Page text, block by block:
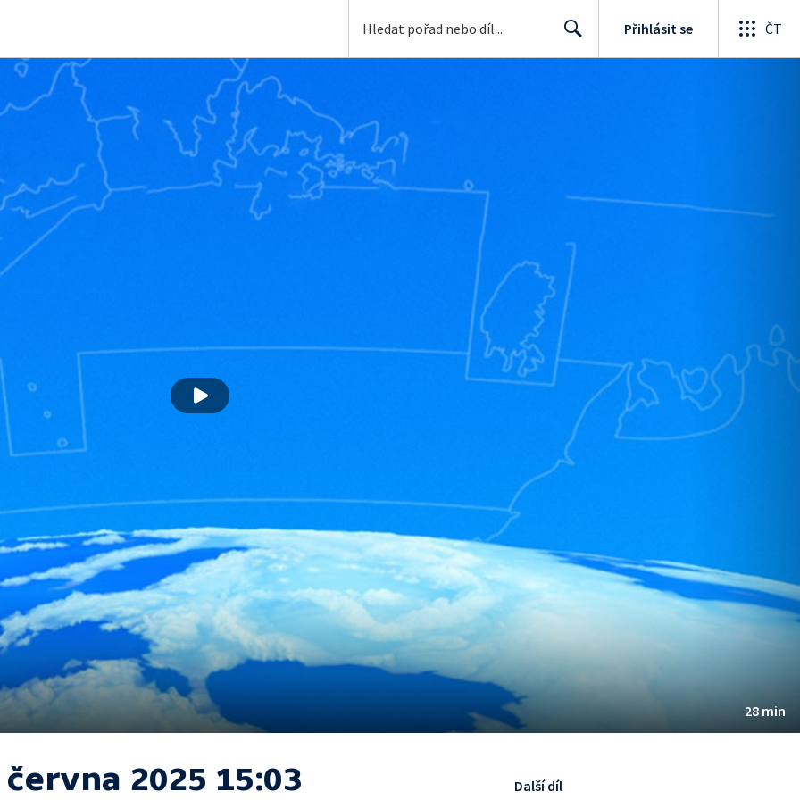
Přihlásit se ČT
28 min
června 2025 15:03 Další díl